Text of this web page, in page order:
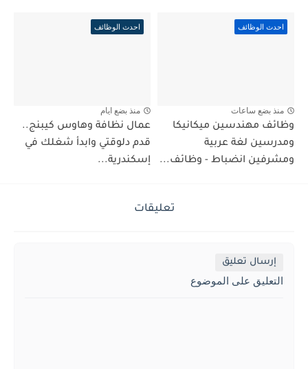
احدث الوظائف
منذ بضع ساعات
وظائف مهندسين ميكانيكا
ومدرسين لغة عربية
ومشرفين انضباط - وظائف...
احدث الوظائف
منذ بضع ايام
عمال نظافة وهاوس كيبنج..
قدم دلوقتي وابدأ شغلك في
إسكندرية...
تعليقات
إرسال تعليق
التعليق على الموضوع